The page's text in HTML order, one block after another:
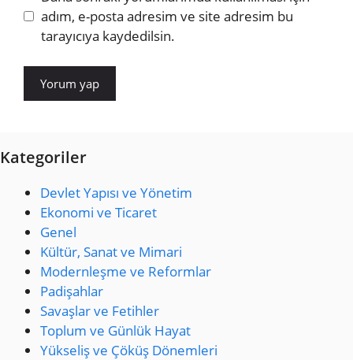
adım, e-posta adresim ve site adresim bu
tarayıcıya kaydedilsin.
Kategoriler
Devlet Yapısı ve Yönetim
Ekonomi ve Ticaret
Genel
Kültür, Sanat ve Mimari
Modernleşme ve Reformlar
Padişahlar
Savaşlar ve Fetihler
Toplum ve Günlük Hayat
Yükseliş ve Çöküş Dönemleri